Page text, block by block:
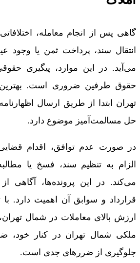
گاهی پس از انجام معامله،
انتقال سند، پرداخت ثمن یا وجود
می‌آید. در این موارد، پیگیری
حقوق طرفین ضروری است.
تهران ابتدا از طریق ارسال
حل مسالمت‌آمیز موضوع دارد.
در صورت عدم توافق، اقدام قضایی
الزام به تنظیم سند، فسخ یا
می‌کند. در این پرونده‌ها، آگاهی
قرارداد و سوابق آن اهمیت دارد.
ارزش بالای معاملات در شمال
ملکی شمال تهران در کنار خود،
جلوگیری از ضررهای جدی است.